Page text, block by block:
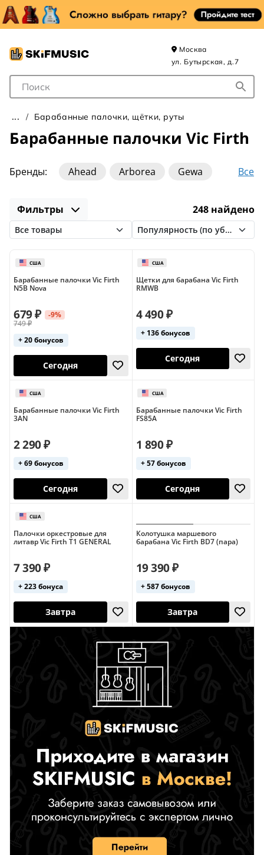
Поле для Поиска
Москва
ул. Бутырская, д.7
Барабанные палочки, щётки, руты
Барабанные палочки Vic Firth
Бренды: Все
Ahead Arborea
Gewa
Leonty
Lutner
Pro Mark
Schlagwerk
Stagg Tama
VIGOR
Vater
Williams
keepdrum
не указан
Фильтры 248 найдено
Барабанные палочки Vic Firth
N5B Nova
США
679 ₽
-9%
749 ₽
+ 20 бонусов
Щетки для барабана Vic Firth
RMWB
4 490 ₽
+ 136 бонусов
Барабанные палочки Vic Firth
3AN
США
2 290 ₽
+ 69 бонусов
Сегодня
Барабанные палочки Vic Firth
FS85A
1 890 ₽
+ 57 бонусов
Сегодня
Палочки оркестровые для
литавр Vic Firth T1 GENERAL
7 390 ₽
+ 223 бонуса
Колотушка маршевого
барабана Vic Firth BD7 (пара)
19 390 ₽
+ 587 бонусов